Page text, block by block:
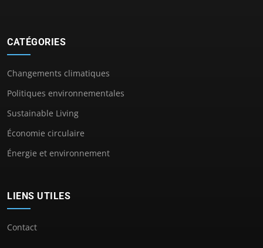
CATÉGORIES
Changements climatiques
Politiques environnementales
Sustainable Living
Économie circulaire
Énergie et environnement
LIENS UTILES
Contact